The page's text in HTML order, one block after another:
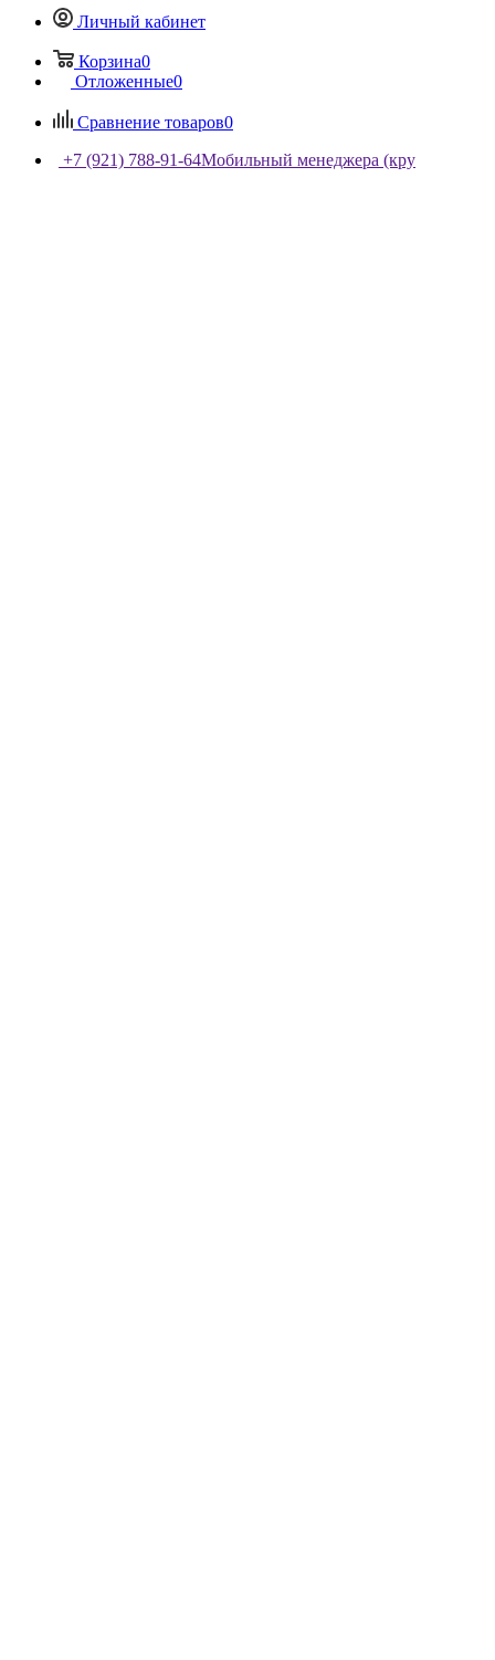
Личный кабинет
Корзина0
Отложенные0
Сравнение товаров0
+7 (921) 788-91-64Мобильный менеджера (кру